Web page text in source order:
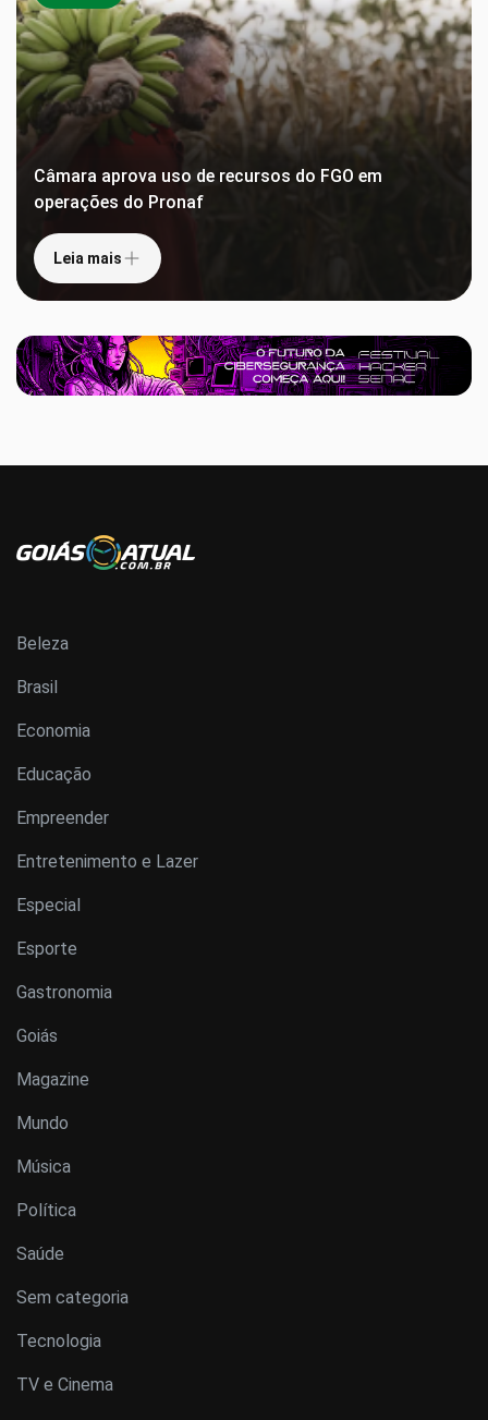
Câmara aprova uso de recursos do FGO em
operações do Pronaf
Leia mais
Beleza
Brasil
Economia
Educação
Empreender
Entretenimento e Lazer
Especial
Esporte
Gastronomia
Goiás
Magazine
Mundo
Música
Política
Saúde
Sem categoria
Tecnologia
TV e Cinema